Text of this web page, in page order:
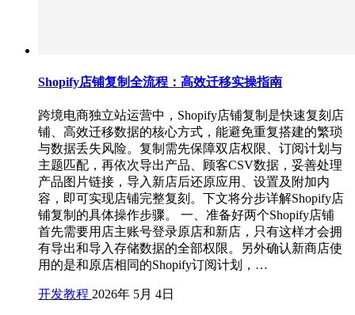
Shopify店铺复制全流程：高效迁移实操指南
跨境电商独立站运营中，Shopify店铺复制是快速复刻店
铺、高效迁移数据的核心方式，能避免重复搭建的繁琐
与数据丢失风险。复制需先保障双店权限、订阅计划与
主题匹配，再依次导出产品、顾客CSV数据，妥善处理
产品图片链接，导入新店后还原应用、设置及附加内
容，即可实现店铺完整复刻。下文将分步详解Shopify店
铺复制的具体操作步骤。 一、准备好两个Shopify店铺
首先需要用店主账号登录原店和新店，只有这样才会拥
有导出和导入存储数据的全部权限。另外确认新商店使
用的是和原店相同的Shopify订阅计划，…
开发教程 2026年 5月 4日